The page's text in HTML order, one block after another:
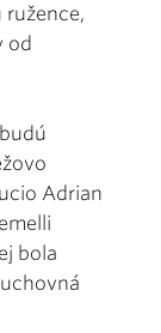
ružence,
od
Adrian
bola